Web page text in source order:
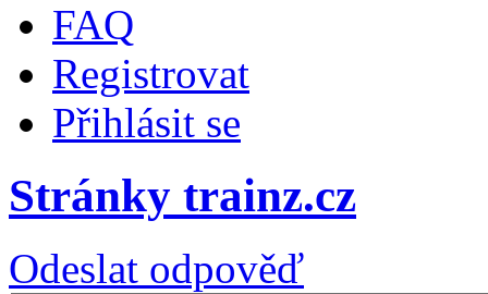
FAQ
Registrovat
Přihlásit se
Stránky trainz.cz
Odeslat odpověď